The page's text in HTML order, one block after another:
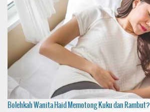
Bolehkah Wanita Haid Memotong Kuku dan Rambut?